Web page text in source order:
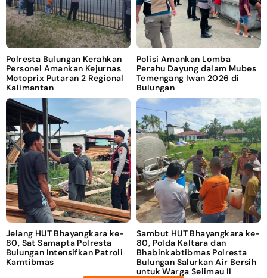
Polresta Bulungan Kerahkan
Personel Amankan Kejurnas
Motoprix Putaran 2 Regional
Kalimantan
Polisi Amankan Lomba
Perahu Dayung dalam Mubes
Temengang Iwan 2026 di
Bulungan
Jelang HUT Bhayangkara ke-
80, Sat Samapta Polresta
Bulungan Intensifkan Patroli
Kamtibmas
Sambut HUT Bhayangkara ke-
80, Polda Kaltara dan
Bhabinkabtibmas Polresta
Bulungan Salurkan Air Bersih
untuk Warga Selimau II